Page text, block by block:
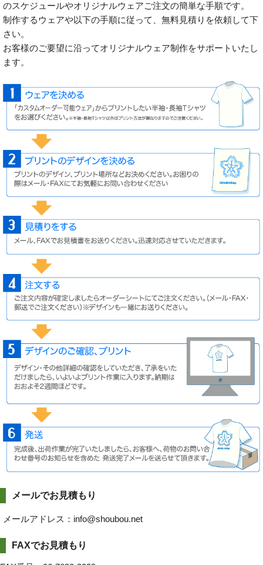
のスケジュールやオリジナルウェアご注文の簡単な手順です。
制作するウェアや以下の手順に従って、無料見積りを依頼して下
さい。
お客様のご要望に沿ってオリジナルウェア制作をサポートいたし
ます。
メールでお見積もり
メールアドレス：info@shoubou.net
FAXでお見積もり